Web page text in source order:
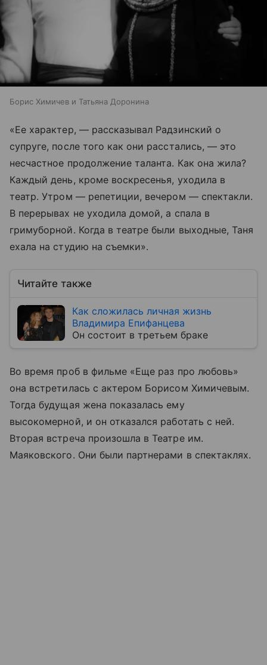
Борис Химичев и Татьяна Доронина
«Ее характер, — рассказывал Радзинский о
супруге, после того как они расстались, — это
несчастное продолжение таланта. Как она жила?
Каждый день, кроме воскресенья, уходила в
театр. Утром — репетиции, вечером — спектакли.
В перерывах не уходила домой, а спала в
гримуборной. Когда в театре были выходные, Таня
ехала на студию на съемки».
Читайте также
Как сложилась личная жизнь
Владимира Епифанцева
Он состоит в третьем браке
Во время проб в фильме «Еще раз про любовь»
она встретилась с актером Борисом Химичевым.
Тогда будущая жена показалась ему
высокомерной, и он отказался работать с ней.
Вторая встреча произошла в Театре им.
Маяковского. Они были партнерами в спектаклях.